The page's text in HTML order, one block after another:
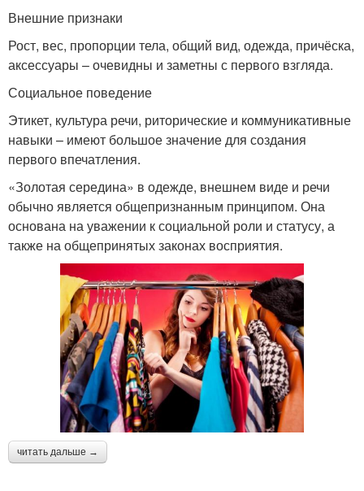
Внешние признаки
Рост, вес, пропорции тела, общий вид, одежда, причёска,
аксессуары – очевидны и заметны с первого взгляда.
Социальное поведение
Этикет, культура речи, риторические и коммуникативные
навыки – имеют большое значение для создания
первого впечатления.
«Золотая середина» в одежде, внешнем виде и речи
обычно является общепризнанным принципом. Она
основана на уважении к социальной роли и статусу, а
также на общепринятых законах восприятия.
читать дальше →